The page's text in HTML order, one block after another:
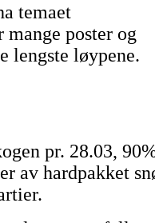
temaet
mange poster og
lengste løypene.
pr. 28.03,
av hardpakket